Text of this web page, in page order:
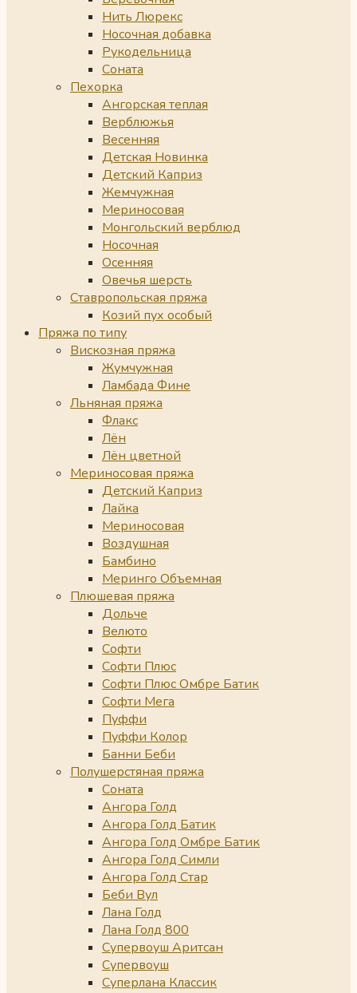
Нить Люрекс
Носочная добавка
Рукодельница
Соната
Пехорка
Ангорская теплая
Верблюжья
Весенняя
Детская Новинка
Детский Каприз
Жемчужная
Мериносовая
Монгольский верблюд
Носочная
Осенняя
Овечья шерсть
Ставропольская пряжа
Козий пух особый
Пряжа по типу
Вискозная пряжа
Жумчужная
Ламбада Фине
Льняная пряжа
Флакс
Лён
Лён цветной
Мериносовая пряжа
Детский Каприз
Лайка
Мериносовая
Воздушная
Бамбино
Меринго Объемная
Плюшевая пряжа
Дольче
Велюто
Софти
Софти Плюс
Софти Плюс Омбре Батик
Софти Мега
Пуффи
Пуффи Колор
Банни Беби
Полушерстяная пряжа
Соната
Ангора Голд
Ангора Голд Батик
Ангора Голд Омбре Батик
Ангора Голд Симли
Ангора Голд Стар
Беби Вул
Лана Голд
Лана Голд 800
Супервоуш Аритсан
Супервоуш
Суперлана Классик